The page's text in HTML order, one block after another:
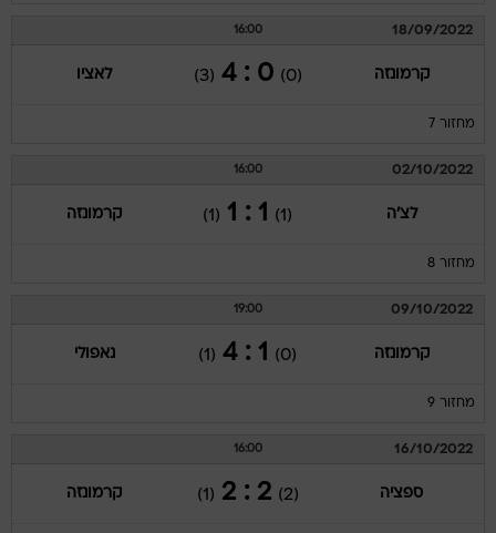
18/09/2022
16:00
קרמונזה (0)
0 : 4
(3) לאציו
מחזור 7
02/10/2022
16:00
לצ'ה (1)
1 : 1
(1) קרמונזה
מחזור 8
09/10/2022
19:00
קרמונזה (0)
1 : 4
(1) נאפולי
מחזור 9
16/10/2022
16:00
ספציה (2)
2 : 2
(1) קרמונזה